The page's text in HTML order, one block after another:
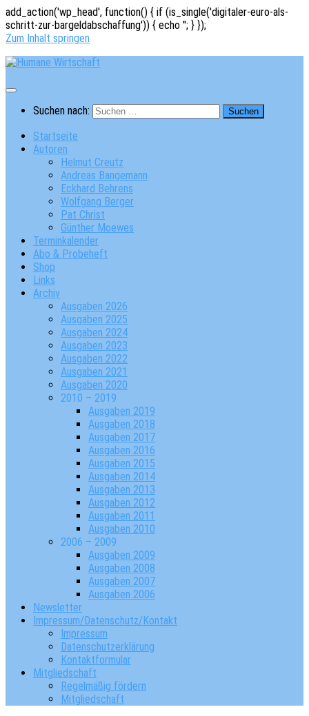
add_action('wp_head', function() { if (is_single('digitaler-euro-als-
schritt-zur-bargeldabschaffung')) { echo ''; } });
Zum Inhalt springen
Suchen nach:
Startseite
Autoren
Helmut Creutz
Andreas Bangemann
Eckhard Behrens
Wolfgang Berger
Pat Christ
Günther Moewes
Terminkalender
Abo & Probeheft
Shop
Links
Archiv
Ausgaben 2026
Ausgaben 2025
Ausgaben 2024
Ausgaben 2023
Ausgaben 2022
Ausgaben 2021
Ausgaben 2020
2010 – 2019
Ausgaben 2019
Ausgaben 2018
Ausgaben 2017
Ausgaben 2016
Ausgaben 2015
Ausgaben 2014
Ausgaben 2013
Ausgaben 2012
Ausgaben 2011
Ausgaben 2010
2006 – 2009
Ausgaben 2009
Ausgaben 2008
Ausgaben 2007
Ausgaben 2006
Newsletter
Impressum/Datenschutz/Kontakt
Impressum
Datenschutzerklärung
Kontaktformular
Mitgliedschaft
Regelmäßig fördern
Mitgliedschaft